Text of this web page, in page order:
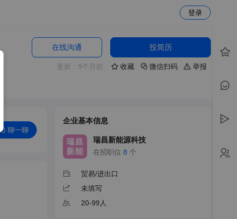
登录
在线沟通 投简历
更新：9个月前 收藏 微信扫码 举报
聊一聊
企业基本信息
瑞昌
新能
瑞昌新能源科技
在招职位 8 个
贸易/进出口
未填写
20-99人